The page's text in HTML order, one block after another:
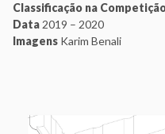
Classificação na
Data 2019 – 2020
Imagens Karim Benali